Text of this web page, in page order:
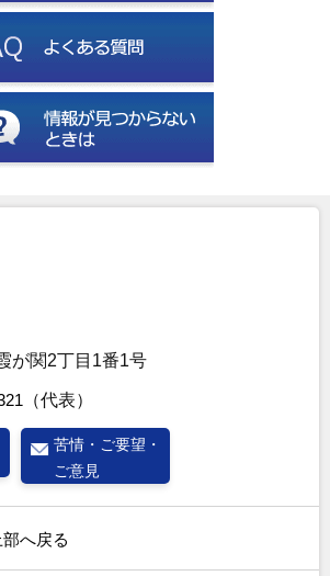
が関2丁目1番1号
（代表）
苦情・ご要望・
ご意見
へ戻る